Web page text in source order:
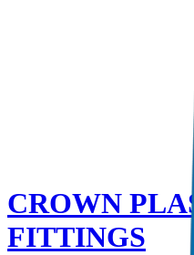
CROWN
FITTINGS